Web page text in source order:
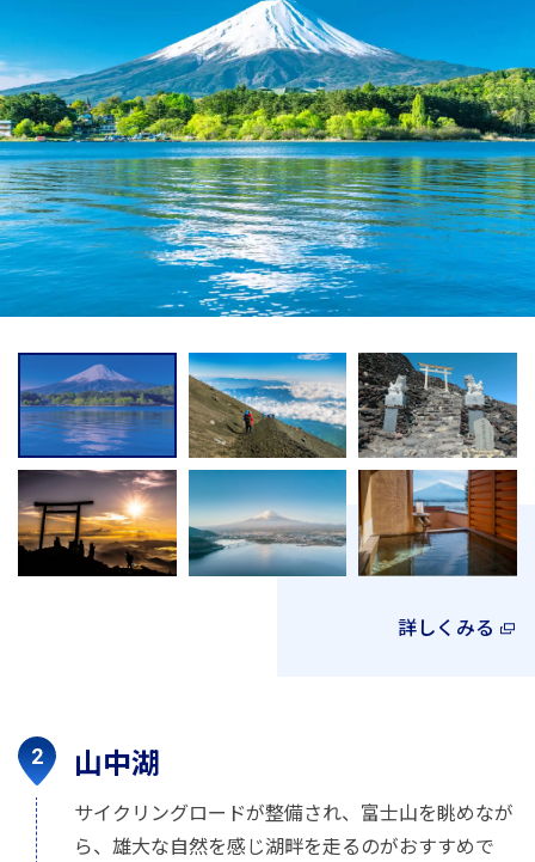
詳しくみる
山中湖
サイクリングロードが整備され、富士山を眺めなが
ら、雄大な自然を感じ湖畔を走るのがおすすめで